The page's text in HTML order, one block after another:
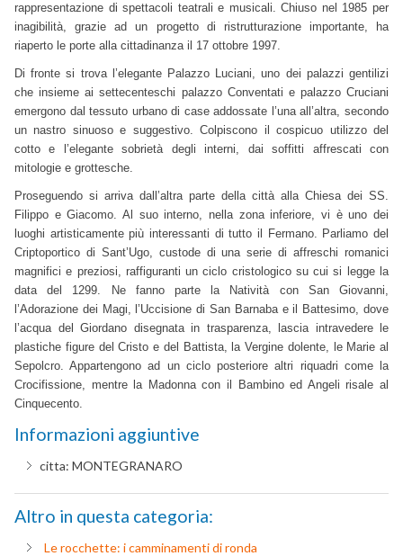
rappresentazione di spettacoli teatrali e musicali. Chiuso nel 1985 per
inagibilità, grazie ad un progetto di ristrutturazione importante, ha
riaperto le porte alla cittadinanza il 17 ottobre 1997.
Di fronte si trova l’elegante Palazzo Luciani, uno dei palazzi gentilizi
che insieme ai settecenteschi palazzo Conventati e palazzo Cruciani
emergono dal tessuto urbano di case addossate l’una all’altra, secondo
un nastro sinuoso e suggestivo. Colpiscono il cospicuo utilizzo del
cotto e l’elegante sobrietà degli interni, dai soffitti affrescati con
mitologie e grottesche.
Proseguendo si arriva dall’altra parte della città alla Chiesa dei SS.
Filippo e Giacomo. Al suo interno, nella zona inferiore, vi è uno dei
luoghi artisticamente più interessanti di tutto il Fermano. Parliamo del
Criptoportico di Sant’Ugo, custode di una serie di affreschi romanici
magnifici e preziosi, raffiguranti un ciclo cristologico su cui si legge la
data del 1299. Ne fanno parte la Natività con San Giovanni,
l’Adorazione dei Magi, l’Uccisione di San Barnaba e il Battesimo, dove
l’acqua del Giordano disegnata in trasparenza, lascia intravedere le
plastiche figure del Cristo e del Battista, la Vergine dolente, le Marie al
Sepolcro. Appartengono ad un ciclo posteriore altri riquadri come la
Crocifissione, mentre la Madonna con il Bambino ed Angeli risale al
Cinquecento.
Informazioni aggiuntive
citta: MONTEGRANARO
Altro in questa categoria:
Le rocchette: i camminamenti di ronda